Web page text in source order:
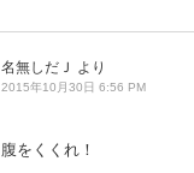
名無しだＪ より
2015年10月30日 6:56 PM
腹をくくれ！